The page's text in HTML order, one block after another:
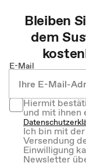
Bleiben
dem
E-Mail
Hiermit
und mit ihnen
Ich bin mit
Versendung
Einwilligung
Newsletter